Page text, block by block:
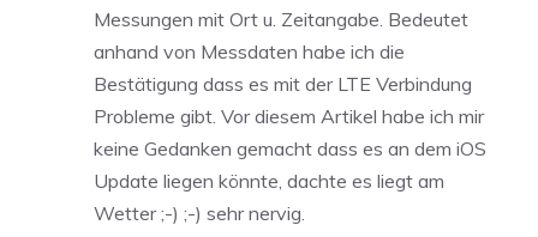
Messungen mit Ort u. Zeitangabe. Bedeutet
anhand von Messdaten habe ich die
Bestätigung dass es mit der LTE Verbindung
Probleme gibt. Vor diesem Artikel habe ich mir
keine Gedanken gemacht dass es an dem iOS
Update liegen könnte, dachte es liegt am
Wetter ;-) ;-) sehr nervig.